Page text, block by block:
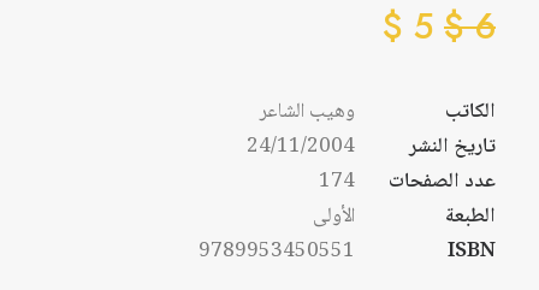
6
$
5
$
الكاتب
وهيب الشاعر
تاريخ النشر
24/11/2004
عدد الصفحات
174
الطبعة
الأولى
ISBN
9789953450551